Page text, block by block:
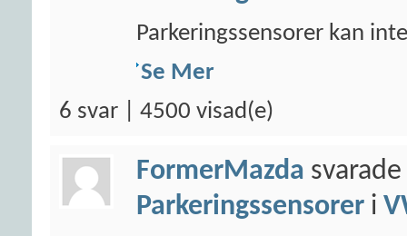
Parkeringssensorer kan
Se Mer
6 svar | 4500 visad(e)
FormerMazda
Parkeringssensorer i